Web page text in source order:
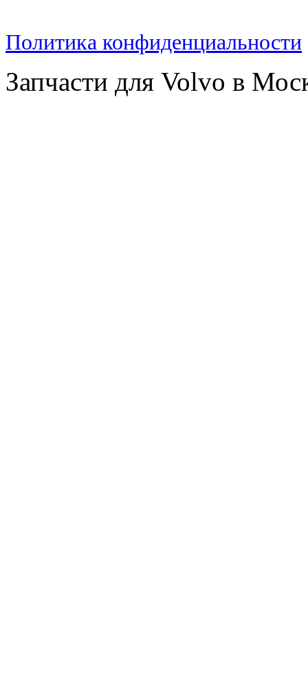
Политика конфиденциальности
Запчасти для Volvo в